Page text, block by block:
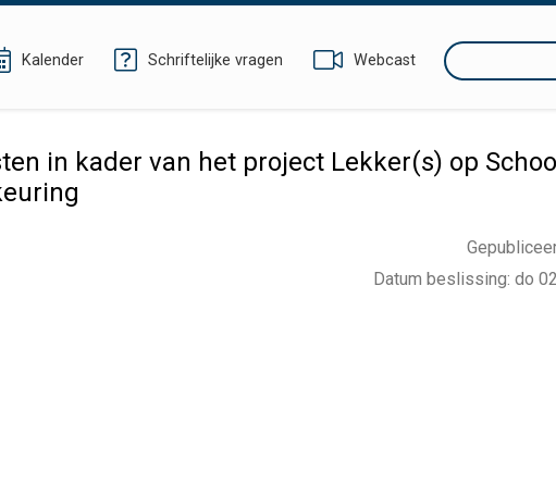
Kalender Schriftelijke vragen Webcast Zoeken
in kader van het project Lekker(s) op
Datum beslissing: do